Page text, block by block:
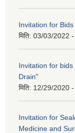
Invitation for Bids
मिति: 03/03/2022 -
Invitation for
Drain"
मिति: 12/29/2020
Invitation for
Medicine and